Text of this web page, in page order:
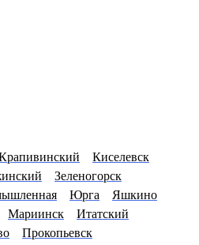
Киселевск
Зеленогорск
Юрга
Яшкино
Мариинск
Итатский
Прокопьевск